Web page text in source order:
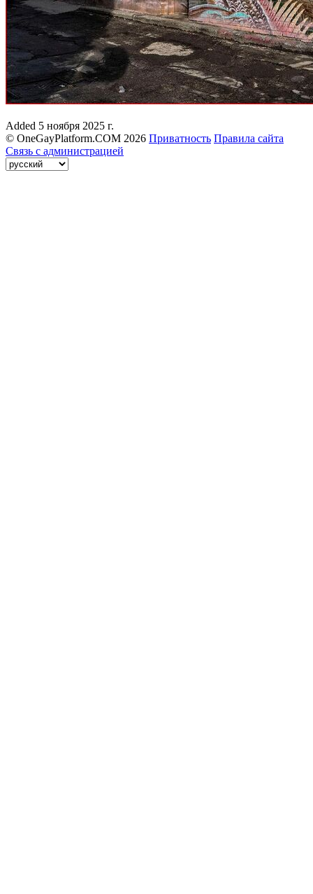
Added 5 ноября 2025 г.
© OneGayPlatform.COM 2026 Приватность Правила сайта
Связь с администрацией